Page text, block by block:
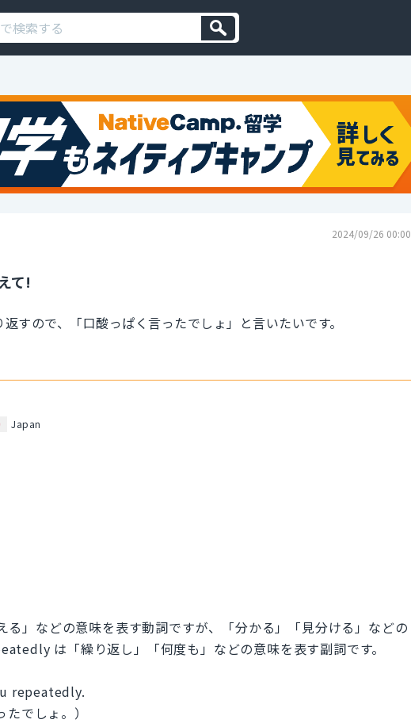
2024/09/26 00:00
て!
すので、「口酸っぱく言ったでしょ」と言いたいです。
Japan
」などの意味を表す動詞ですが、「分かる」「見分ける」などの
は「繰り返し」「何度も」などの意味を表す副詞です。
repeatedly.
でしょ。）